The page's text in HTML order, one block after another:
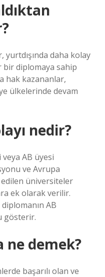
daha kolay
bir diplomaya sahip
hak kazananlar,
ülkelerinde devam
nedir?
AB üyesi
ve Avrupa
üniversiteler
ek olarak verilir.
AB
gösterir.
ne demek?
başarılı olan ve